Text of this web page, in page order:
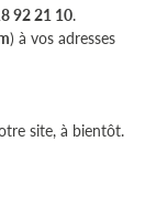
à
moment en utilisant
92 21 10.
) à vos adresses
site, à bientôt.